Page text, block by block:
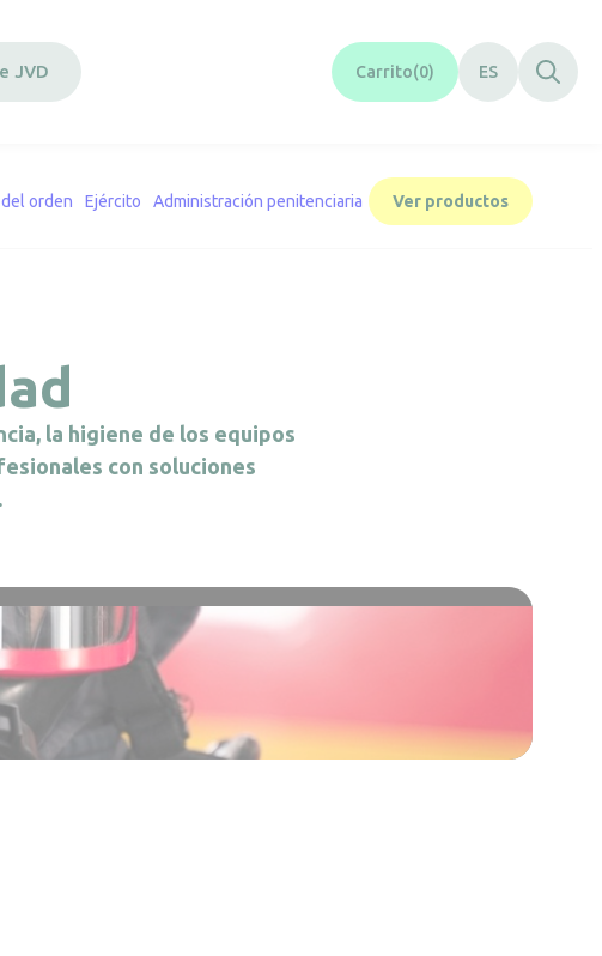
JVD Carrito 0 ES
orden Ejército Administración penitenciaria Ver productos
la higiene de los equipos
con soluciones